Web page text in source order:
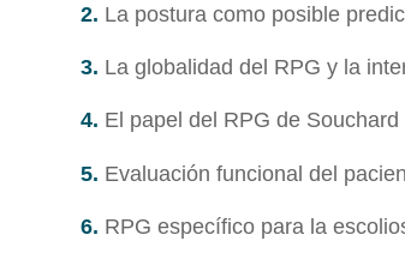
2. La postura como posible
3. La globalidad del RPG y la
4. El papel del RPG de
5. Evaluación funcional del
6. RPG específico para la